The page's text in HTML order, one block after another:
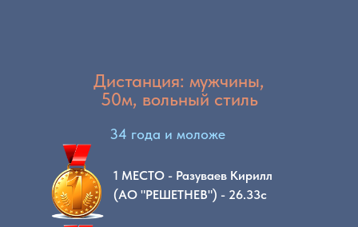
Дистанция: мужчины,
50м, вольный стиль
1 МЕСТО - Разуваев Кирилл
(АО "РЕШЕТНЕВ") - 26.33с
34 года и моложе